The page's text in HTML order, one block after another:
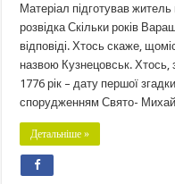
Матеріал підготував житель
розвідка Скільки років
відповіді. Хтось скаже,
назвою Кузнецовськ. Хтось,
1776 рік – дату першої
спорудженням Свято-
Детальніше »